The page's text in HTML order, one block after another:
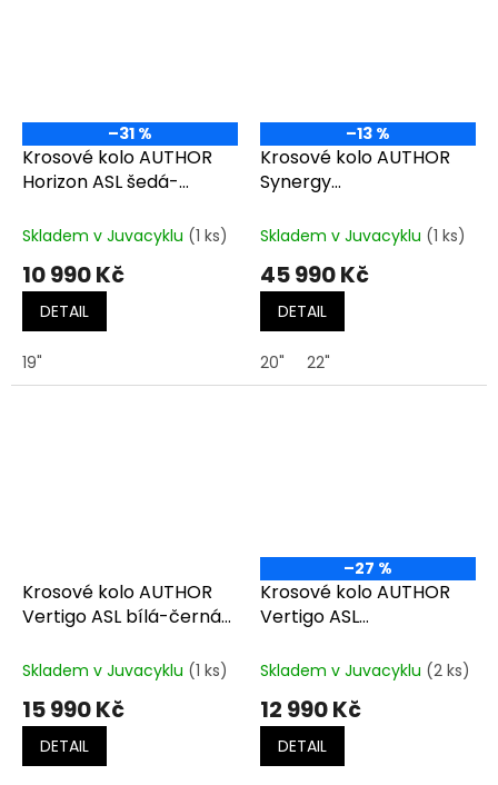
–31 %
Krosové kolo AUTHOR
Horizon ASL šedá-
Skladem v Juvacyklu (1 ks)
10 990 Kč
DETAIL
19"
–13 %
Krosové kolo AUTHOR
Synergy
černá
Skladem v Juvacyklu (1 ks)
45 990 Kč
DETAIL
20" 22"
Krosové kolo AUTHOR
Vertigo ASL bílá-černá-
Skladem v Juvacyklu (1 ks)
15 990 Kč
DETAIL
–27 %
Krosové kolo AUTHOR
Vertigo ASL
Skladem v Juvacyklu (2 ks)
12 990 Kč
DETAIL